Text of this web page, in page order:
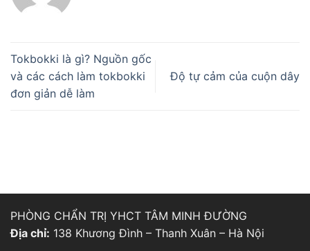
Tokbokki là gì? Nguồn gốc
và các cách làm tokbokki
đơn giản dễ làm
Độ tự cảm của cuộn dây
PHÒNG CHẨN TRỊ YHCT TÂM MINH ĐƯỜNG
Địa chỉ: 138 Khương Đình – Thanh Xuân – Hà Nội